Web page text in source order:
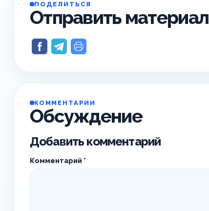
ПОДЕЛИТЬСЯ
Отправить материал
КОММЕНТАРИИ
Обсуждение
Добавить комментарий
Комментарий *